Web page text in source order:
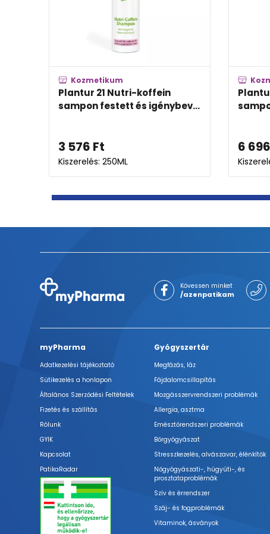
Kozmetikum
Plantur 39 Fito-koffein
sampon szőke hajra
5 249
Kiszerelés: 250ML
Kövessen minket
/azenpatikam
myPharma
Adatkezelési tájékoztató
Sütikezelés a honlapon
Általános Szerződési Feltételek
Fizetés és szállítás
Rólunk
GYIK
Kapcsolat
PatikaRadar
Gyógyszertár
Megfázás, láz
Fájdalomcsillapítás
Mozgásszervrendszeri problémák
Allergia, asztma
Emésztőrendszeri problémák
Bőrgyógyászat
Stresszkezelés, alvászavar, élénkítők
Nőgyógyászati-, húgyúti-, és
prosztataproblémák
Szív és érrendszer
Száj- és fogproblémák
Vitaminok, ásványok